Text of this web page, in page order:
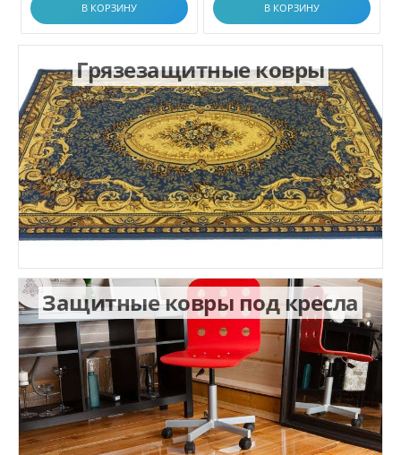
В КОРЗИНУ В КОРЗИНУ
Грязезащитные ковры
Защитные ковры под кресла